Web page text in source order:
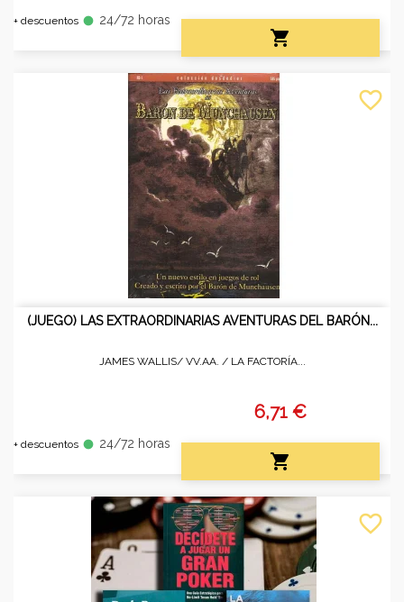
+ descuentos fiber_manual_record 24/72 horas

(JUEGO) LAS EXTRAORDINARIAS AVENTURAS DEL BARÓN...
JAMES WALLIS/ VV.AA. / LA FACTORÍA...
+ descuentos fiber_manual_record 24/72 horas
6,71 €

favorite_border
favorite_border